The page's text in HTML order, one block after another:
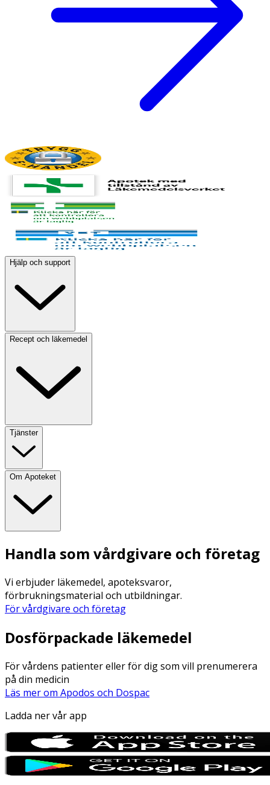
Hjälp och support
Recept och läkemedel
Tjänster
Om Apoteket
Handla som vårdgivare och företag
Vi erbjuder läkemedel, apoteksvaror,
förbrukningsmaterial och utbildningar.
För vårdgivare och företag
Dosförpackade läkemedel
För vårdens patienter eller för dig som vill prenumerera
på din medicin
Läs mer om Apodos och Dospac
Ladda ner vår app